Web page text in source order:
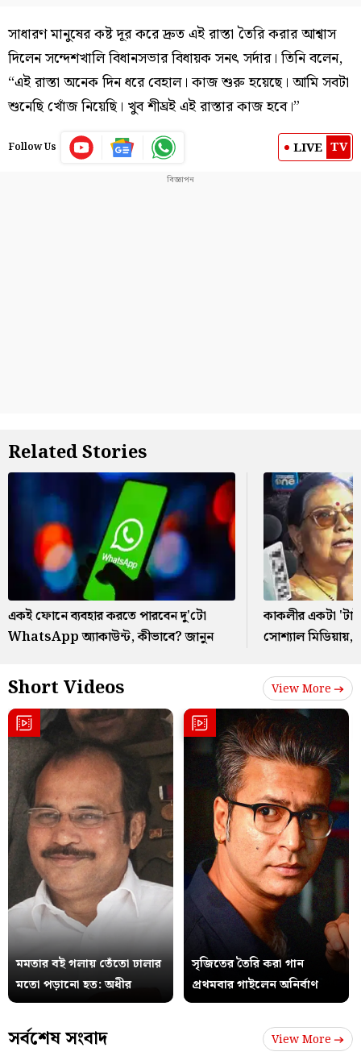
সাধারণ মানুষের কষ্ট দূর করে দ্রুত এই রাস্তা তৈরি করার আশ্বাস
দিলেন সন্দেশখালি বিধানসভার বিধায়ক সনৎ সর্দার। তিনি বলেন,
“এই রাস্তা অনেক দিন ধরে বেহাল। কাজ শুরু হয়েছে। আমি সবটা
শুনেছি খোঁজ নিয়েছি। খুব শীঘ্রই এই রাস্তার কাজ হবে।”
Follow Us LIVE TV
Related Stories
একই ফোনে ব্যবহার করতে পারবেন দু'টো
WhatsApp অ্যাকাউন্ট, কীভাবে? জানুন
কাকলীর একটা
সোশ্যাল
Short Videos View More
মমতার বই গলায় তেঁতো ঢালার
মতো পড়ানো হত: অধীর
সৃজিতের তৈরি করা গান
প্রথমবার গাইলেন অনির্বাণ
সর্বশেষ সংবাদ View More